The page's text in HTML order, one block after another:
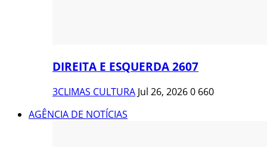
DIREITA E ESQUERDA 2607
3CLIMAS CULTURA Jul 26, 20260 660
AGÊNCIA DE NOTÍCIAS